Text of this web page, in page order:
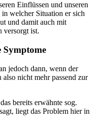
Einflüssen und unseren
welcher Situation er sich
und damit auch mit
versorgt ist.
Symptome
jedoch dann, wenn der
nicht mehr passend zur
bereits erwähnte sog.
liegt das Problem hier in